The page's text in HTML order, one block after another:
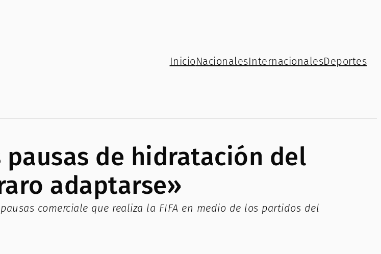
InicioNacionalesInternacionalesDeportes
de hidratación del
adaptarse»
comerciale que realiza la FIFA en medio de los partidos del